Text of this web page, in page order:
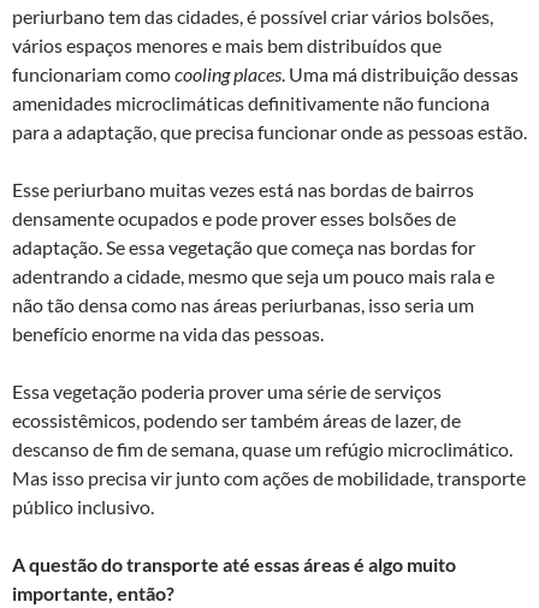
periurbano tem das cidades, é possível criar vários bolsões,
vários espaços menores e mais bem distribuídos que
funcionariam comocooling places. Uma má distribuição dessas
amenidades microclimáticas definitivamente não funciona
para a adaptação, que precisa funcionar onde as pessoas estão.
Esse periurbano muitas vezes está nas bordas de bairros
densamente ocupados e pode prover esses bolsões de
adaptação. Se essa vegetação que começa nas bordas for
adentrando a cidade, mesmo que seja um pouco mais rala e
não tão densa como nas áreas periurbanas, isso seria um
benefício enorme na vida das pessoas.
Essa vegetação poderia prover uma série de serviços
ecossistêmicos, podendo ser também áreas de lazer, de
descanso de fim de semana, quase um refúgio microclimático.
Mas isso precisa vir junto com ações de mobilidade, transporte
público inclusivo.
A questão do transporte até essas áreas é algo muito
importante, então?